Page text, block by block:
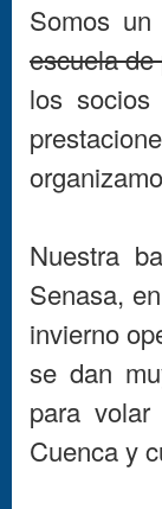
Somos
escuela
los
Nuestra
Senasa,
invierno
se dan
para
Cuenca y